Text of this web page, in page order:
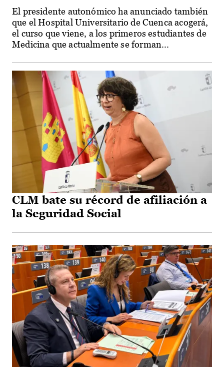
El presidente autonómico ha anunciado también
que el Hospital Universitario de Cuenca acogerá,
el curso que viene, a los primeros estudiantes de
Medicina que actualmente se forman...
CLM bate su récord de afiliación a
la Seguridad Social